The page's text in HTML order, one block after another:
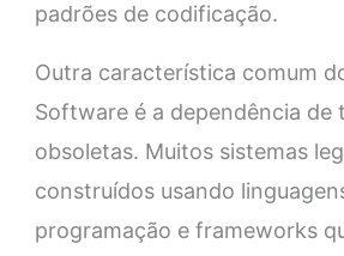
padrões de codificação.
Outra característica comum
Software é a dependência de
obsoletas. Muitos sistemas
construídos usando
programação e frameworks